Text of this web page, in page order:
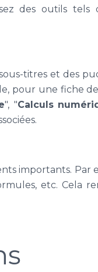
des outils tels
titres et des
pour une fiche
", "Calculs
importants. Par
etc. Cela